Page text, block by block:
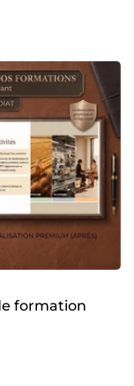
formation